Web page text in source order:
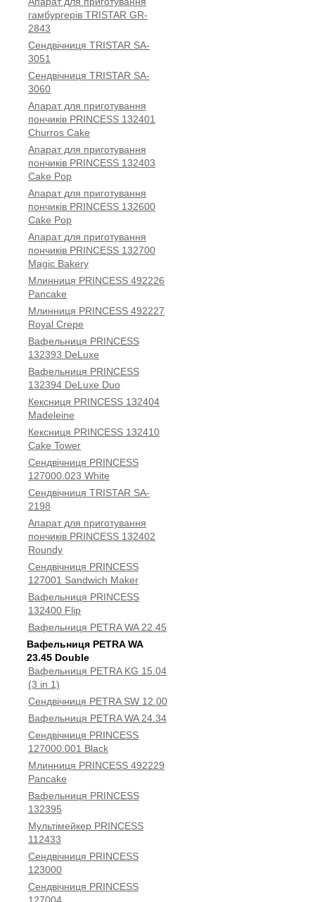
гамбургерів TRISTAR GR-
2843
Сендвічниця TRISTAR SA-
3051
Сендвічниця TRISTAR SA-
3060
Апарат для приготування
пончиків PRINCESS 132401
Churros Cake
Апарат для приготування
пончиків PRINCESS 132403
Cake Pop
Апарат для приготування
пончиків PRINCESS 132600
Cake Pop
Апарат для приготування
пончиків PRINCESS 132700
Magic Bakery
Млинниця PRINCESS 492226
Pancake
Млинниця PRINCESS 492227
Royal Crepe
Вафельниця PRINCESS
132393 DeLuxe
Вафельниця PRINCESS
132394 DeLuxe Duo
Кексниця PRINCESS 132404
Madeleine
Кексниця PRINCESS 132410
Cake Tower
Сендвічниця PRINCESS
127000.023 White
Сендвічниця TRISTAR SA-
2198
Апарат для приготування
пончиків PRINCESS 132402
Roundy
Сендвічниця PRINCESS
127001 Sandwich Maker
Вафельниця PRINCESS
132400 Flip
Вафельниця PETRA WA 22.45
Вафельниця PETRA WA
23.45 Double
Вафельниця PETRA KG 15.04
(3 in 1)
Сендвічниця PETRA SW 12.00
Вафельниця PETRA WA 24.34
Сендвічниця PRINCESS
127000.001 Black
Млинниця PRINCESS 492229
Pancake
Вафельниця PRINCESS
132395
Мультімейкер PRINCESS
112433
Сендвічниця PRINCESS
123000
Сендвічниця PRINCESS